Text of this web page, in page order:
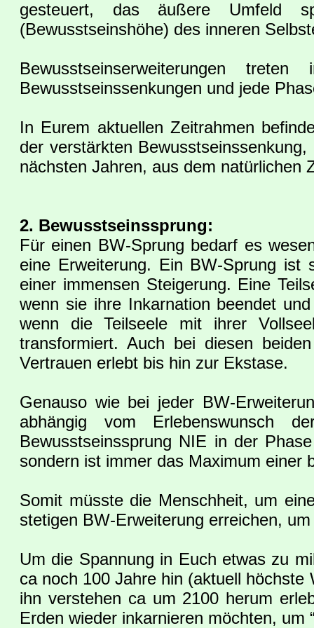
gesteuert, das äußere Umfeld
(Bewusstseinshöhe) des inneren
Bewusstseinserweiterungen
Bewusstseinssenkungen und jede
In Eurem aktuellen Zeitrahmen
der verstärkten
nächsten Jahren, aus dem natürlichen
2. Bewusstseinssprung:
Für einen BW-Sprung bedarf es
eine Erweiterung. Ein BW-Sprung ist
einer immensen Steigerung. Eine
wenn sie ihre Inkarnation beendet
wenn die Teilseele mit ihrer
transformiert. Auch bei diesen
Vertrauen erlebt bis hin zur Ekstase.
Genauso wie bei jeder BW-
abhängig vom Erlebenswunsch
Bewusstseinssprung NIE in der
sondern ist immer das Maximum einer
Somit müsste die Menschheit, um
stetigen BW-Erweiterung erreichen,
Um die Spannung in Euch etwas zu
ca noch 100 Jahre hin (aktuell
ihn verstehen ca um 2100 herum
Erden wieder inkarnieren möchten, um